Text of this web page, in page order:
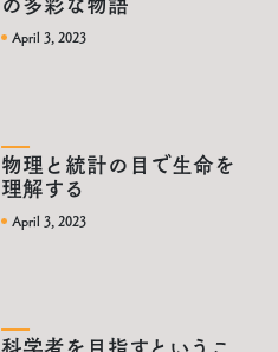
April 3, 2023
物理と統計の目で生命を
理解する
April 3, 2023